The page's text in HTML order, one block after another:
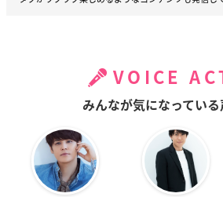
VOICE
みんなが気になっている